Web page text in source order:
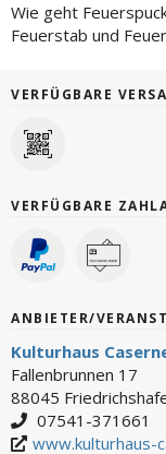
Wie geht
Feuerstab und
VERFÜGBARE
VERFÜGBARE
ANBIETER/
Kulturhaus
Fallenbrunnen 17
88045
07541-371661
www.kulturhaus-